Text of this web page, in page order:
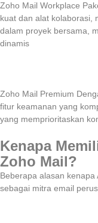
Zoho Mail Workplace
kuat dan alat kolaborasi,
dalam proyek bersama,
dinamis
Zoho Mail Premium
fitur keamanan yang
yang memprioritaskan
Kenapa
Zoho Mail?
Beberapa alasan
sebagai mitra email